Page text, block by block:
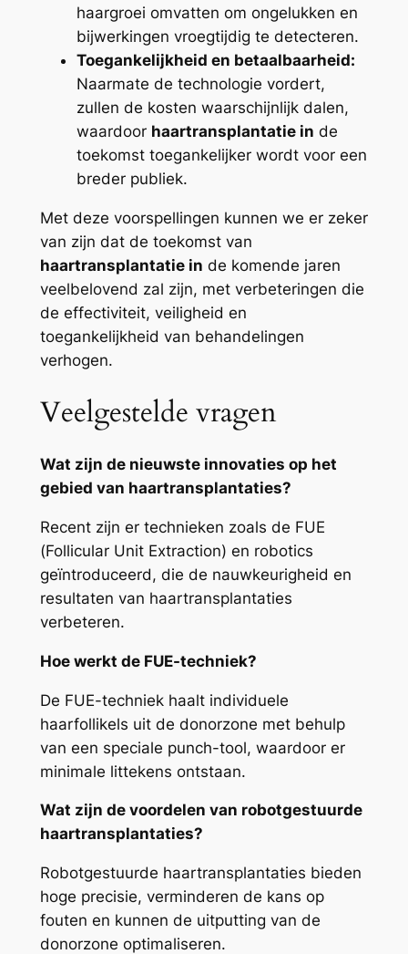
haargroei omvatten om ongelukken en
bijwerkingen vroegtijdig te detecteren.
Toegankelijkheid en betaalbaarheid:
Naarmate de technologie vordert,
zullen de kosten waarschijnlijk dalen,
waardoor haartransplantatie in de
toekomst toegankelijker wordt voor een
breder publiek.
Met deze voorspellingen kunnen we er zeker
van zijn dat de toekomst van
haartransplantatie in de komende jaren
veelbelovend zal zijn, met verbeteringen die
de effectiviteit, veiligheid en
toegankelijkheid van behandelingen
verhogen.
Veelgestelde vragen
Wat zijn de nieuwste innovaties op het
gebied van haartransplantaties?
Recent zijn er technieken zoals de FUE
(Follicular Unit Extraction) en robotics
geïntroduceerd, die de nauwkeurigheid en
resultaten van haartransplantaties
verbeteren.
Hoe werkt de FUE-techniek?
De FUE-techniek haalt individuele
haarfollikels uit de donorzone met behulp
van een speciale punch-tool, waardoor er
minimale littekens ontstaan.
Wat zijn de voordelen van robotgestuurde
haartransplantaties?
Robotgestuurde haartransplantaties bieden
hoge precisie, verminderen de kans op
fouten en kunnen de uitputting van de
donorzone optimaliseren.